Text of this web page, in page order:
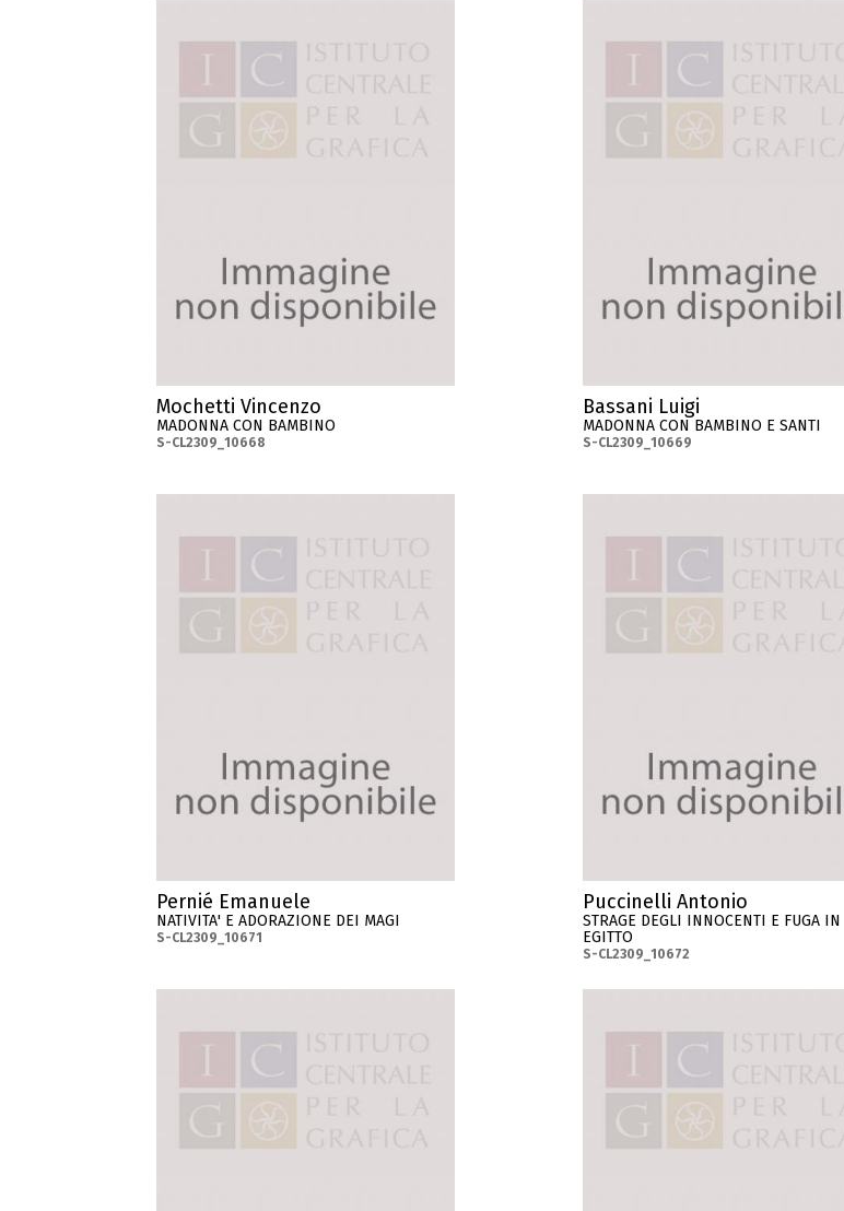
Mochetti Vincenzo
MADONNA CON BAMBINO
S-CL2309_10668
Bassani Luigi
MADONNA CON BAMBINO E SANTI
S-CL2309_10669
Pernié Emanuele
NATIVITA' E ADORAZIONE DEI MAGI
S-CL2309_10671
Puccinelli Antonio
STRAGE DEGLI INNOCENTI E FUGA IN
EGITTO
S-CL2309_10672